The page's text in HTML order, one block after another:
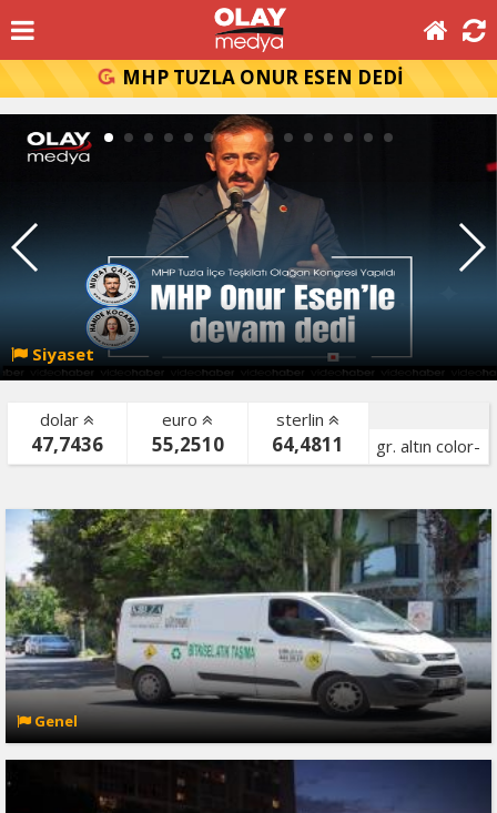
MHP TUZLA ONUR ESEN DEDİ
Siyaset
dolar
47,7436
euro
55,2510
sterlin
64,4811
gr. altın color-
Genel